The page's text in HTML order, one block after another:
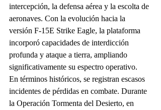
intercepción, la defensa aérea y la escolta de
aeronaves. Con la evolución hacia la
versión F-15E Strike Eagle, la plataforma
incorporó capacidades de interdicción
profunda y ataque a tierra, ampliando
significativamente su espectro operativo.
En términos históricos, se registran escasos
incidentes de pérdidas en combate. Durante
la Operación Tormenta del Desierto, en